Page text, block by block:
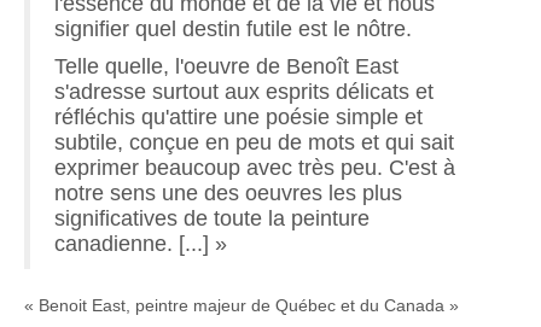
signifier quel destin futile est le nôtre.
Telle quelle, l'oeuvre de Benoît East
s'adresse surtout aux esprits délicats et
réfléchis qu'attire une poésie simple et
subtile, conçue en peu de mots et qui sait
exprimer beaucoup avec très peu. C'est à
notre sens une des oeuvres les plus
significatives de toute la peinture
canadienne. [...] »
« Benoit East , peintre majeur de Québec et du Canada »